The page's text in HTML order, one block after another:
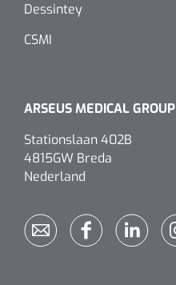
Dessintey
CSMI
ARSEUS MEDICAL GROUP
Stationslaan 402B
4815GW Breda
Nederland